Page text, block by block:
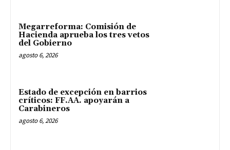
Megarreforma: Comisión de
Hacienda aprueba los tres vetos
del Gobierno
agosto 6, 2026
Estado de excepción en barrios
críticos: FF.AA. apoyarán a
Carabineros
agosto 6, 2026